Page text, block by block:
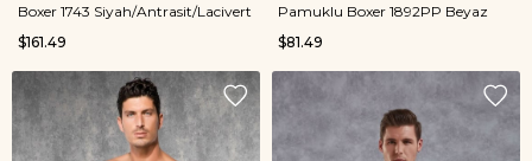
Boxer 1743 Siyah/Antrasit/Lacivert
$161.49
Pamuklu Boxer 1892PP Beyaz
$81.49